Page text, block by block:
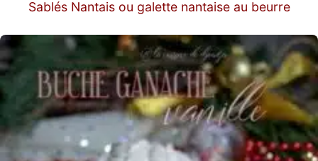
Sablés Nantais ou galette nantaise au beurre